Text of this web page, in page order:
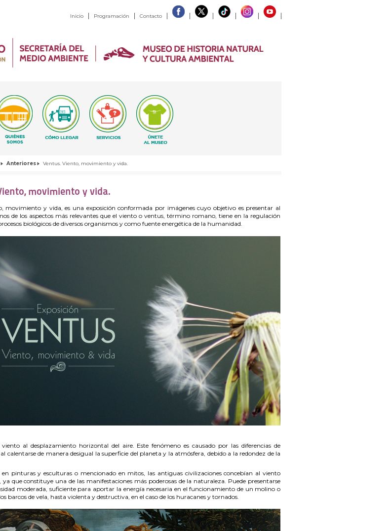
Inicio Programación Contacto
Anteriores Ventus. Viento, movimiento y vida.
movimiento y vida.
movimiento y vida, es una exposición conformada por imágenes cuyo objetivo es presentar al
de los aspectos más relevantes que el viento o ventus, término romano, tiene en la regulación
biológicos de diversos organismos y como fuente energética de la humanidad.
viento al desplazamiento horizontal del aire. Este fenómeno es causado por las diferencias de
calentarse de manera desigual la superficie del planeta y la atmósfera, debido a la redondez de la
en pinturas y esculturas o mencionado en mitos, las antiguas civilizaciones concebían al viento
que constituye una de las manifestaciones más poderosas de la naturaleza. Puede presentarse
moderada, suficiente para aportar la energía necesaria en el funcionamiento de un molino o
barcos de vela, hasta violenta y destructiva, en el caso de los huracanes y tornados.